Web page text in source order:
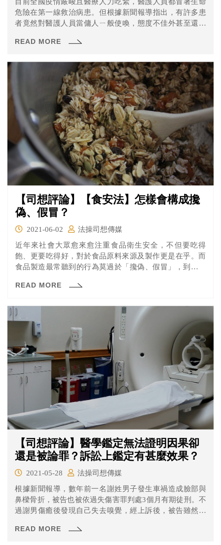
目前全國疫情嚴峻且醫療人力吃緊，醫護人員都冒著生命
危險在第一線救治病患。但根據新聞報導指出，有許多患
者竟然對醫護人員當傭人ㄧ般使喚，態度不佳外甚至還出
離，竟持刀砍傷三名護理師，其中一名還傳出右手韌帶被
READ MORE
【司想評論】【食安法】怎樣會構成攙
偽、假冒？
2021-06-02
法操司想傳媒
近年來社會大眾愈來愈注重食品衛生安全，不但要吃得
飽、更要吃得好，對於食品原料來源及製作更是在乎。而
食品製造最常聽到的行為莫過於「攙偽、假冒」，到底什
過去的判決中來剖析吧！
READ MORE
【司想評論】醫學鑑定無法證明因果卻
還是被論罪？訴訟上鑑定有甚麼效果？
2021-05-28
法操司想傳媒
根據新聞報導，數年前一名謝姓男子發生車禍造成臉部與
鼻樑骨折，被告也被依過失傷害罪判處3個月有期徒刑。不
過謝男傷癒後發現自己失去嗅覺，經上訴後，被告雖然主
院仍改以「過失傷害致重傷罪」論處，到第三審亦維持二
READ MORE